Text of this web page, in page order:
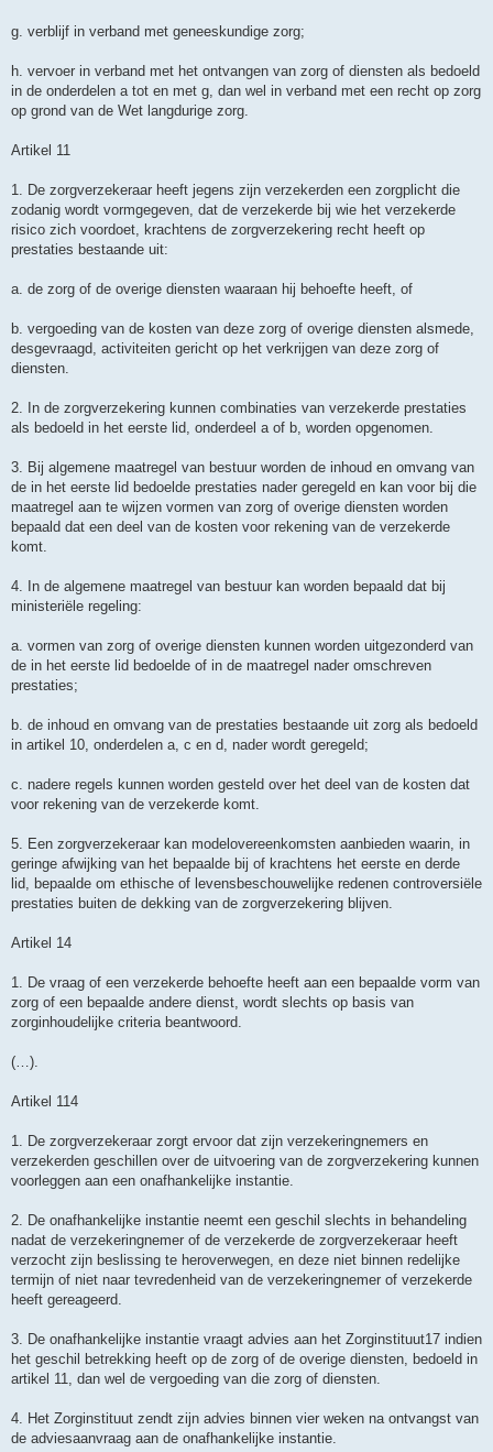
g. verblijf in verband met geneeskundige zorg;
h. vervoer in verband met het ontvangen van zorg of diensten als bedoeld
in de onderdelen a tot en met g, dan wel in verband met een recht op zorg
op grond van de Wet langdurige zorg.
Artikel 11
1. De zorgverzekeraar heeft jegens zijn verzekerden een zorgplicht die
zodanig wordt vormgegeven, dat de verzekerde bij wie het verzekerde
risico zich voordoet, krachtens de zorgverzekering recht heeft op
prestaties bestaande uit:
a. de zorg of de overige diensten waaraan hij behoefte heeft, of
b. vergoeding van de kosten van deze zorg of overige diensten alsmede,
desgevraagd, activiteiten gericht op het verkrijgen van deze zorg of
diensten.
2. In de zorgverzekering kunnen combinaties van verzekerde prestaties
als bedoeld in het eerste lid, onderdeel a of b, worden opgenomen.
3. Bij algemene maatregel van bestuur worden de inhoud en omvang van
de in het eerste lid bedoelde prestaties nader geregeld en kan voor bij die
maatregel aan te wijzen vormen van zorg of overige diensten worden
bepaald dat een deel van de kosten voor rekening van de verzekerde
komt.
4. In de algemene maatregel van bestuur kan worden bepaald dat bij
ministeriële regeling:
a. vormen van zorg of overige diensten kunnen worden uitgezonderd van
de in het eerste lid bedoelde of in de maatregel nader omschreven
prestaties;
b. de inhoud en omvang van de prestaties bestaande uit zorg als bedoeld
in artikel 10, onderdelen a, c en d, nader wordt geregeld;
c. nadere regels kunnen worden gesteld over het deel van de kosten dat
voor rekening van de verzekerde komt.
5. Een zorgverzekeraar kan modelovereenkomsten aanbieden waarin, in
geringe afwijking van het bepaalde bij of krachtens het eerste en derde
lid, bepaalde om ethische of levensbeschouwelijke redenen controversiële
prestaties buiten de dekking van de zorgverzekering blijven.
Artikel 14
1. De vraag of een verzekerde behoefte heeft aan een bepaalde vorm van
zorg of een bepaalde andere dienst, wordt slechts op basis van
zorginhoudelijke criteria beantwoord.
(…).
Artikel 114
1. De zorgverzekeraar zorgt ervoor dat zijn verzekeringnemers en
verzekerden geschillen over de uitvoering van de zorgverzekering kunnen
voorleggen aan een onafhankelijke instantie.
2. De onafhankelijke instantie neemt een geschil slechts in behandeling
nadat de verzekeringnemer of de verzekerde de zorgverzekeraar heeft
verzocht zijn beslissing te heroverwegen, en deze niet binnen redelijke
termijn of niet naar tevredenheid van de verzekeringnemer of verzekerde
heeft gereageerd.
3. De onafhankelijke instantie vraagt advies aan het Zorginstituut17 indien
het geschil betrekking heeft op de zorg of de overige diensten, bedoeld in
artikel 11, dan wel de vergoeding van die zorg of diensten.
4. Het Zorginstituut zendt zijn advies binnen vier weken na ontvangst van
de adviesaanvraag aan de onafhankelijke instantie.